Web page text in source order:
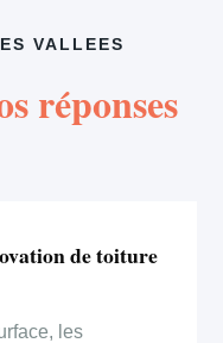
VALLEES
réponses
de toiture
les